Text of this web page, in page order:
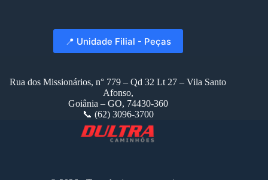
📍 Unidade Filial - Peças
Rua dos Missionários, n° 779 – Qd 32 Lt 27 – Vila Santo
Afonso,
Goiânia – GO, 74430-360
📞 (62) 3096-3700